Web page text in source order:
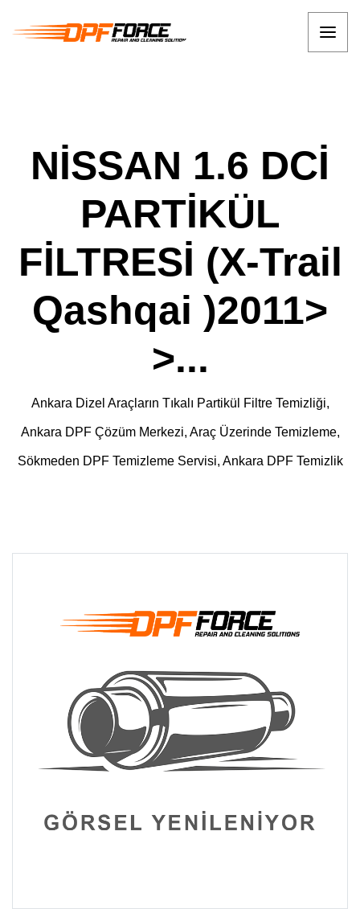
NİSSAN 1.6 DCİ
PARTİKÜL
FİLTRESİ (X-Trail
Qashqai )2011>
>...
Ankara Dizel Araçların Tıkalı Partikül Filtre Temizliği,
Ankara DPF Çözüm Merkezi, Araç Üzerinde Temizleme,
Sökmeden DPF Temizleme Servisi, Ankara DPF Temizlik